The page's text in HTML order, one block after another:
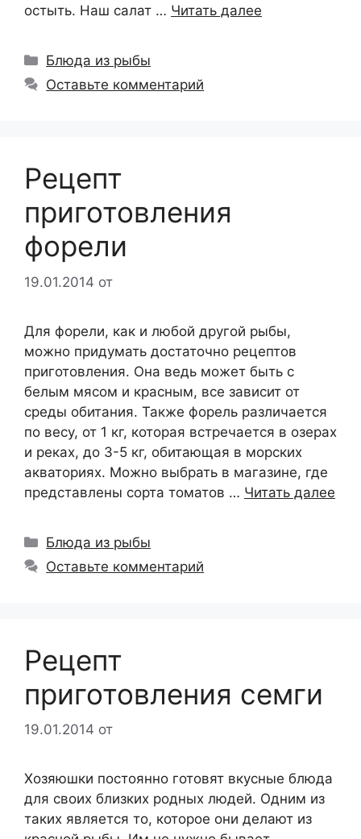
остыть. Наш салат … Читать далее
Рубрики
Блюда из рыбы
Оставьте комментарий
Рецепт
приготовления
форели
19.01.2014 от
Для форели, как и любой другой рыбы,
можно придумать достаточно рецептов
приготовления. Она ведь может быть с
белым мясом и красным, все зависит от
среды обитания. Также форель различается
по весу, от 1 кг, которая встречается в озерах
и реках, до 3-5 кг, обитающая в морских
акваториях. Можно выбрать в магазине, где
представлены сорта томатов … Читать далее
Рубрики
Блюда из рыбы
Оставьте комментарий
Рецепт
приготовления семги
19.01.2014 от
Хозяюшки постоянно готовят вкусные блюда
для своих близких родных людей. Одним из
таких является то, которое они делают из